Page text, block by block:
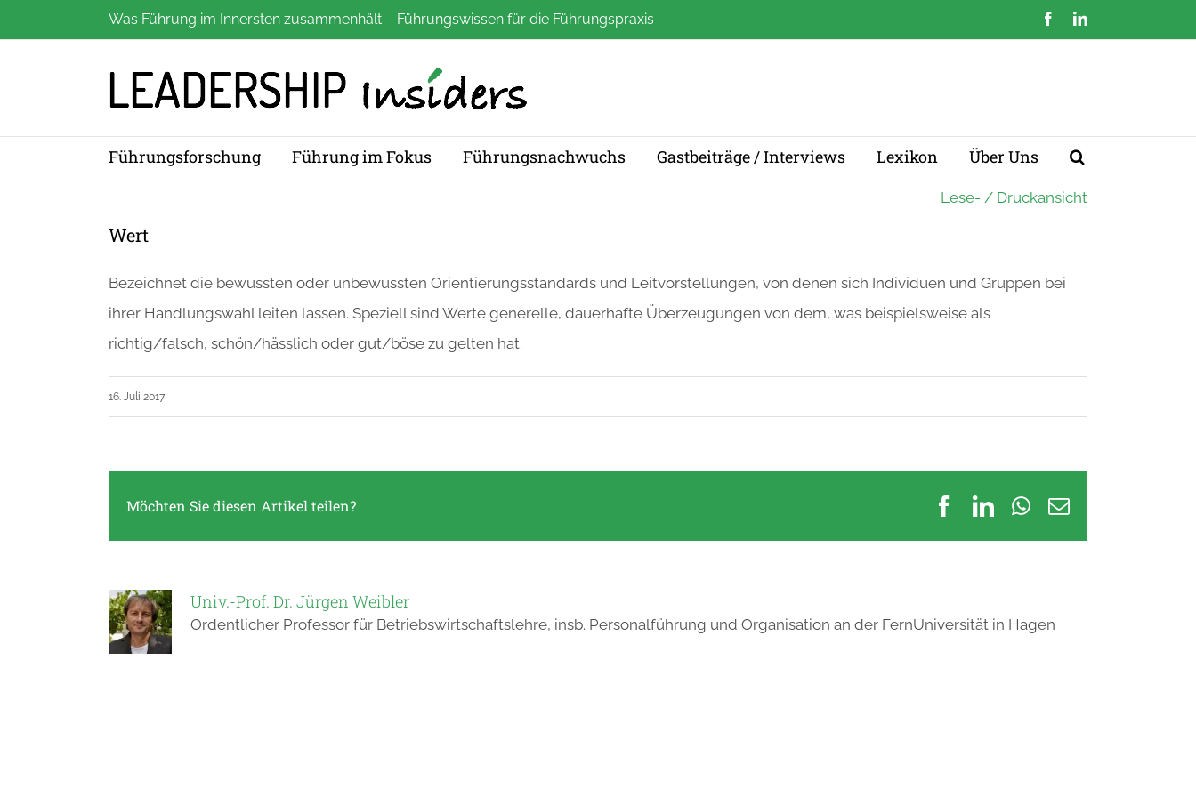
Inhalt
Was Führung im Innersten zusammenhält – Führungswissen für die Führungspraxis FacebookLinkedIn
Führungsforschung Führung im Fokus Führungsnachwuchs Gastbeiträge / Interviews Lexikon Über Uns
Lese- / Druckansicht
Wert
Bezeichnet die bewussten oder unbewussten Orientierungsstandards und Leitvorstellungen, von denen sich Individuen und Gruppen bei
ihrer Handlungswahl leiten lassen. Speziell sind Werte generelle, dauerhafte Überzeugungen von dem, was beispielsweise als
richtig/falsch, schön/hässlich oder gut/böse zu gelten hat.
16. Juli 2017
Möchten Sie diesen Artikel teilen? Facebook
LinkedInWhatsApp
E-
Univ.-Prof. Dr. Jürgen Weibler
Ordentlicher Professor für Betriebswirtschaftslehre, insb. Personalführung und Organisation an der FernUniversität in Hagen